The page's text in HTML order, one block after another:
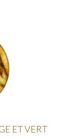
ET VERT